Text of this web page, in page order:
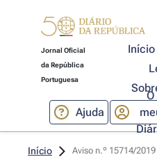
Jornal Oficial
da República
Portuguesa
Início
Ajuda
O
Início Aviso n.º 15714/2019